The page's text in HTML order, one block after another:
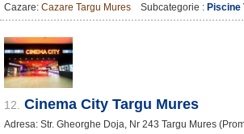
Cazare: Cazare Targu Mures Subcategorie : Piscine
12. Cinema City Targu Mures
Adresa: Str. Gheorghe Doja, Nr 243 Targu Mures